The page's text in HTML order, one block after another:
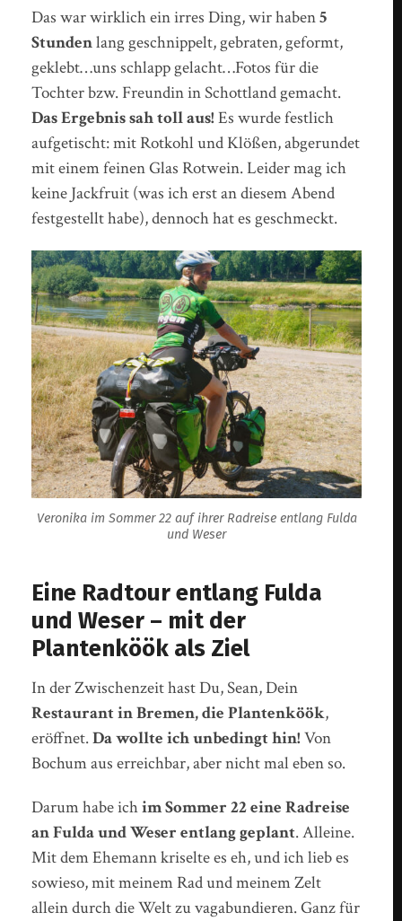
Das war wirklich ein irres Ding, wir haben5
Stundenlang geschnippelt, gebraten, geformt,
geklebt…uns schlapp gelacht…Fotos für die
Tochter bzw. Freundin in Schottland gemacht.
Das Ergebnis sah toll aus! Es wurde festlich
aufgetischt: mit Rotkohl und Klößen, abgerundet
mit einem feinen Glas Rotwein. Leider mag ich
keine Jackfruit (was ich erst an diesem Abend
festgestellt habe), dennoch hat es geschmeckt.
Veronika im Sommer 22 auf ihrer Radreise entlang Fulda
und Weser
Eine Radtour entlang Fulda
und Weser – mit der
Plantenköök als Ziel
In der Zwischenzeit hast Du, Sean, Dein
Restaurant in Bremen, die Plantenköök,
eröffnet.Da wollte ich unbedingt hin! Von
Bochum aus erreichbar, aber nicht mal eben so.
Darum habe ichim Sommer 22 eine Radreise
an Fulda und Weser entlang geplant. Alleine.
Mit dem Ehemann kriselte es eh, und ich lieb es
sowieso, mit meinem Rad und meinem Zelt
allein durch die Welt zu vagabundieren. Ganz für